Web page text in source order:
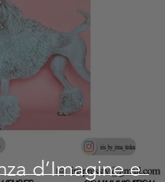
d’Imagine e